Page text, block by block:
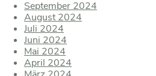
September 2024
August 2024
Juli 2024
Juni 2024
Mai 2024
April 2024